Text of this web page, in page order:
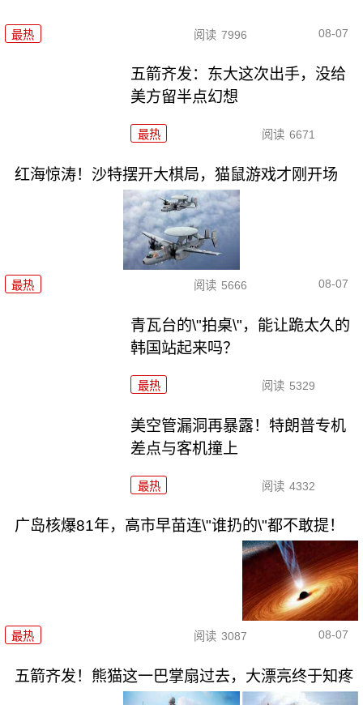
最热 阅读 7996 08-07
五箭齐发：东大这次出手，没给
美方留半点幻想
最热 阅读 6671
红海惊涛！沙特摆开大棋局，猫鼠游戏才刚开场
最热 阅读 5666 08-07
青瓦台的\"拍桌\"，能让跪太久的
韩国站起来吗？
最热 阅读 5329
美空管漏洞再暴露！特朗普专机
差点与客机撞上
最热 阅读 4332
广岛核爆81年，高市早苗连\"谁扔的\"都不敢提！
最热 阅读 3087 08-07
五箭齐发！熊猫这一巴掌扇过去，大漂亮终于知疼